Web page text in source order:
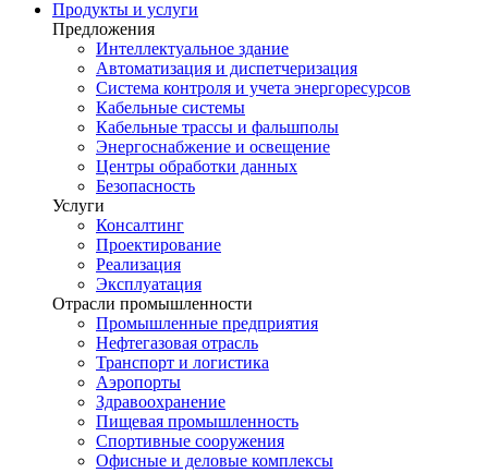
Продукты и услуги
Предложения
Интеллектуальное здание
Автоматизация и диспетчеризация
Система контроля и учета энергоресурсов
Кабельные системы
Кабельные трассы и фальшполы
Энергоснабжение и освещение
Центры обработки данных
Безопасность
Услуги
Консалтинг
Проектирование
Реализация
Эксплуатация
Отрасли промышленности
Промышленные предприятия
Нефтегазовая отрасль
Транспорт и логистика
Аэропорты
Здравоохранение
Пищевая промышленность
Спортивные сооружения
Офисные и деловые комплексы